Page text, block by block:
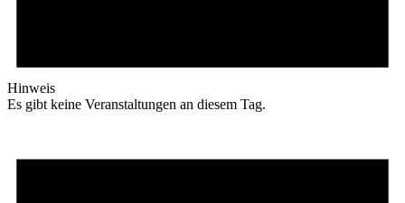
Hinweis
Es gibt keine Veranstaltungen an diesem Tag.